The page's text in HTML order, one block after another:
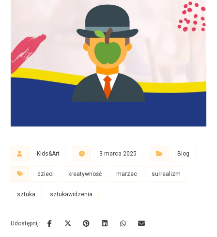
Kids&Art 3 marca 2025 Blog
dzieci kreatywność marzec surrealizm
sztuka sztukawidzenia